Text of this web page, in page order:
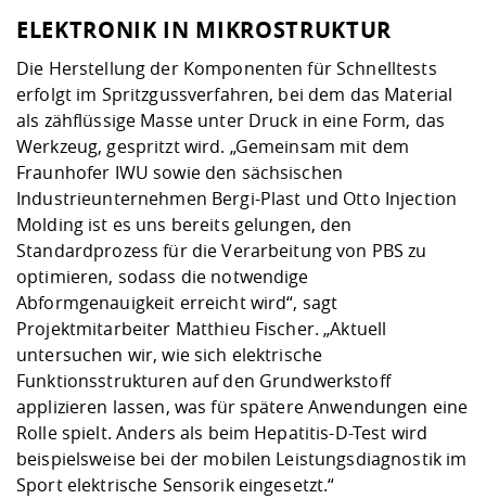
ELEKTRONIK IN MIKROSTRUKTUR
Die Herstellung der Komponenten für Schnelltests
erfolgt im Spritzgussverfahren, bei dem das Material
als zähflüssige Masse unter Druck in eine Form, das
Werkzeug, gespritzt wird. „Gemeinsam mit dem
Fraunhofer IWU sowie den sächsischen
Industrieunternehmen Bergi-Plast und Otto Injection
Molding ist es uns bereits gelungen, den
Standardprozess für die Verarbeitung von PBS zu
optimieren, sodass die notwendige
Abformgenauigkeit erreicht wird“, sagt
Projektmitarbeiter Matthieu Fischer. „Aktuell
untersuchen wir, wie sich elektrische
Funktionsstrukturen auf den Grundwerkstoff
applizieren lassen, was für spätere Anwendungen eine
Rolle spielt. Anders als beim Hepatitis-D-Test wird
beispielsweise bei der mobilen Leistungsdiagnostik im
Sport elektrische Sensorik eingesetzt.“